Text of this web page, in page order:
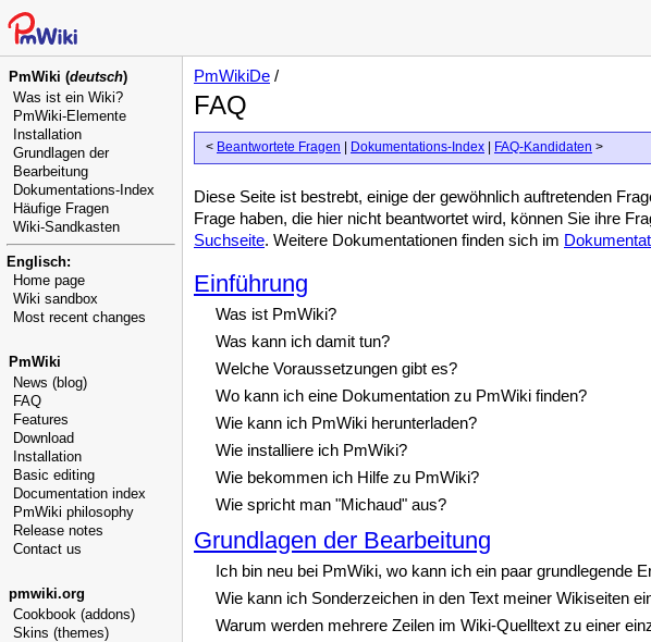
PmWiki (deutsch)
Was ist ein Wiki?
PmWiki-Elemente
Installation
Grundlagen der
Bearbeitung
Dokumentations-Index
Häufige Fragen
Wiki-Sandkasten
Englisch:
Home page
Wiki sandbox
Most recent changes
PmWiki
News (blog)
FAQ
Features
Download
Installation
Basic editing
Documentation index
PmWiki philosophy
Release notes
Contact us
pmwiki.org
Cookbook (addons)
Skins (themes)
PmWikiDe /
FAQ
< Beantwortete Fragen Dokumentations-Index FAQ-Kandidaten >
Diese Seite ist bestrebt, einige der gewöhnlich auftretenden
Frage haben, die hier nicht beantwortet wird, können Sie ihre
Suchseite. Weitere Dokumentationen finden sich im
Einführung
Was ist PmWiki?
Was kann ich damit tun?
Welche Voraussetzungen gibt es?
Wo kann ich eine Dokumentation zu PmWiki finden?
Wie kann ich PmWiki herunterladen?
Wie installiere ich PmWiki?
Wie bekommen ich Hilfe zu PmWiki?
Wie spricht man "Michaud" aus?
Grundlagen der Bearbeitung
Ich bin neu bei PmWiki, wo kann ich ein paar grundlegende
Wie kann ich Sonderzeichen in den Text meiner Wikiseiten
Warum werden mehrere Zeilen im Wiki-Quelltext zu einer